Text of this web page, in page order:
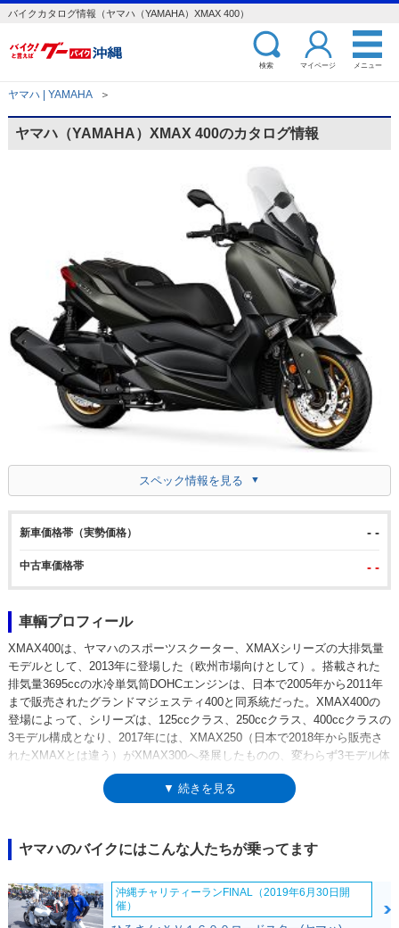
バイクカタログ情報（ヤマハ（YAMAHA）XMAX 400）
検索 マイページ メニュー
ヤマハ | YAMAHA ＞
ヤマハ（YAMAHA）XMAX 400のカタログ情報
スペック情報を見る
新車価格帯（実勢価格） - -
中古車価格帯 - -
車輌プロフィール
XMAX400は、ヤマハのスポーツスクーター、XMAXシリーズの大排気量
モデルとして、2013年に登場した（欧州市場向けとして）。搭載された
排気量3695ccの水冷単気筒DOHCエンジンは、日本で2005年から2011年
まで販売されたグランドマジェスティ400と同系統だった。XMAX400の
登場によって、シリーズは、125ccクラス、250ccクラス、400ccクラスの
3モデル構成となり、2017年には、XMAX250（日本で2018年から販売さ
れたXMAXとは違う）がXMAX300へ発展したものの、変わらず3モデル体
制の上位排気量モデルとして継続された。2018年には、XMAX300と同じ
デザインにモデルチェンジされ、トラクションコントロールやスマートキ
された。※海外市場向けモデル
▼ 続きを見る
ヤマハのバイクにはこんな人たちが乗ってます
沖縄チャリティーランFINAL（2019年6月30日開
催）